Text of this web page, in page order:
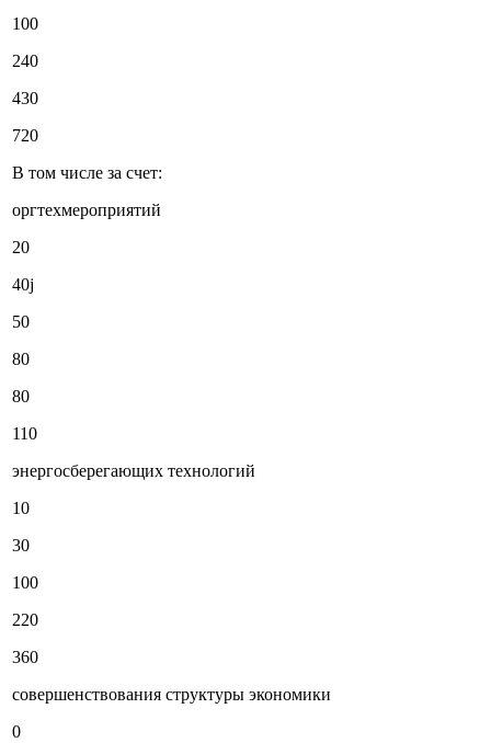
100
240
430
720
В том числе за счет:
оргтехмероприятий
20
40j
50
80
80
110
энергосберегающих технологий
10
30
100
220
360
совершенствования структуры экономики
0